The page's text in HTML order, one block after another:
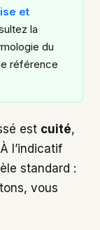
et
la
du
référence
est cuité,
l’indicatif
standard :
vous